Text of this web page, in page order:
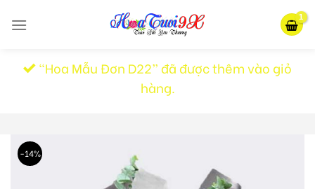
“Hoa Mẫu Đơn D22” đã được thêm vào giỏ
hàng.
-14%